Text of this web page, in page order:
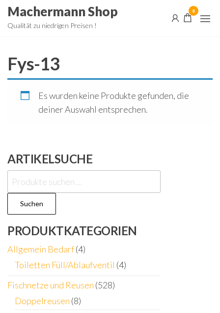
ZumMachermann Shop
Qualität zu niedrigen Preisen !
0
Fys-13
Es wurden keine Produkte gefunden, die
deiner Auswahl entsprechen.
ARTIKELSUCHE
Suchen
nach:
Suchen
PRODUKTKATEGORIEN
Allgemein Bedarf(4)
Toiletten Füll/Ablaufventil (4)
Fischnetze und Reusen (528)
Doppelreusen (8)